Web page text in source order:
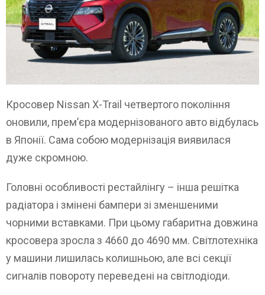
Кросовер Nissan X-Trail четвертого покоління
оновили, прем’єра модернізованого авто відбулась
в Японії. Сама собою модернізація виявилася
дуже скромною.
Головні особливості рестайлінгу – інша решітка
радіатора і змінені бампери зі зменшеними
чорними вставками. При цьому габаритна довжина
кросовера зросла з 4660 до 4690 мм. Світлотехніка
у машини лишилась колишньою, але всі секції
сигналів повороту переведені на світлодіоди.